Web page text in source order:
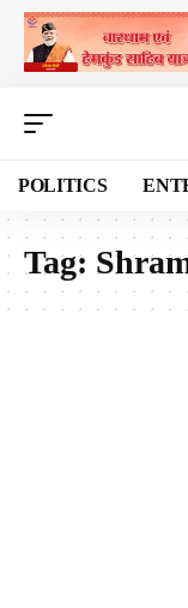
POLITICS
Tag: